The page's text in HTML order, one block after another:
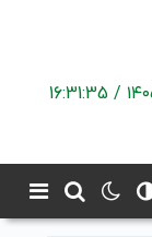
16:31:35